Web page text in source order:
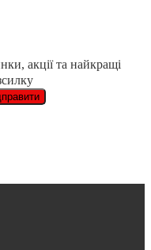
акції та найкращі